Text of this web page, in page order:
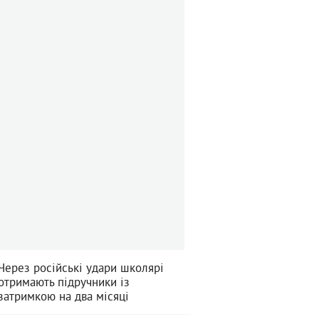
російські удари школярі
підручники із
на два місяці